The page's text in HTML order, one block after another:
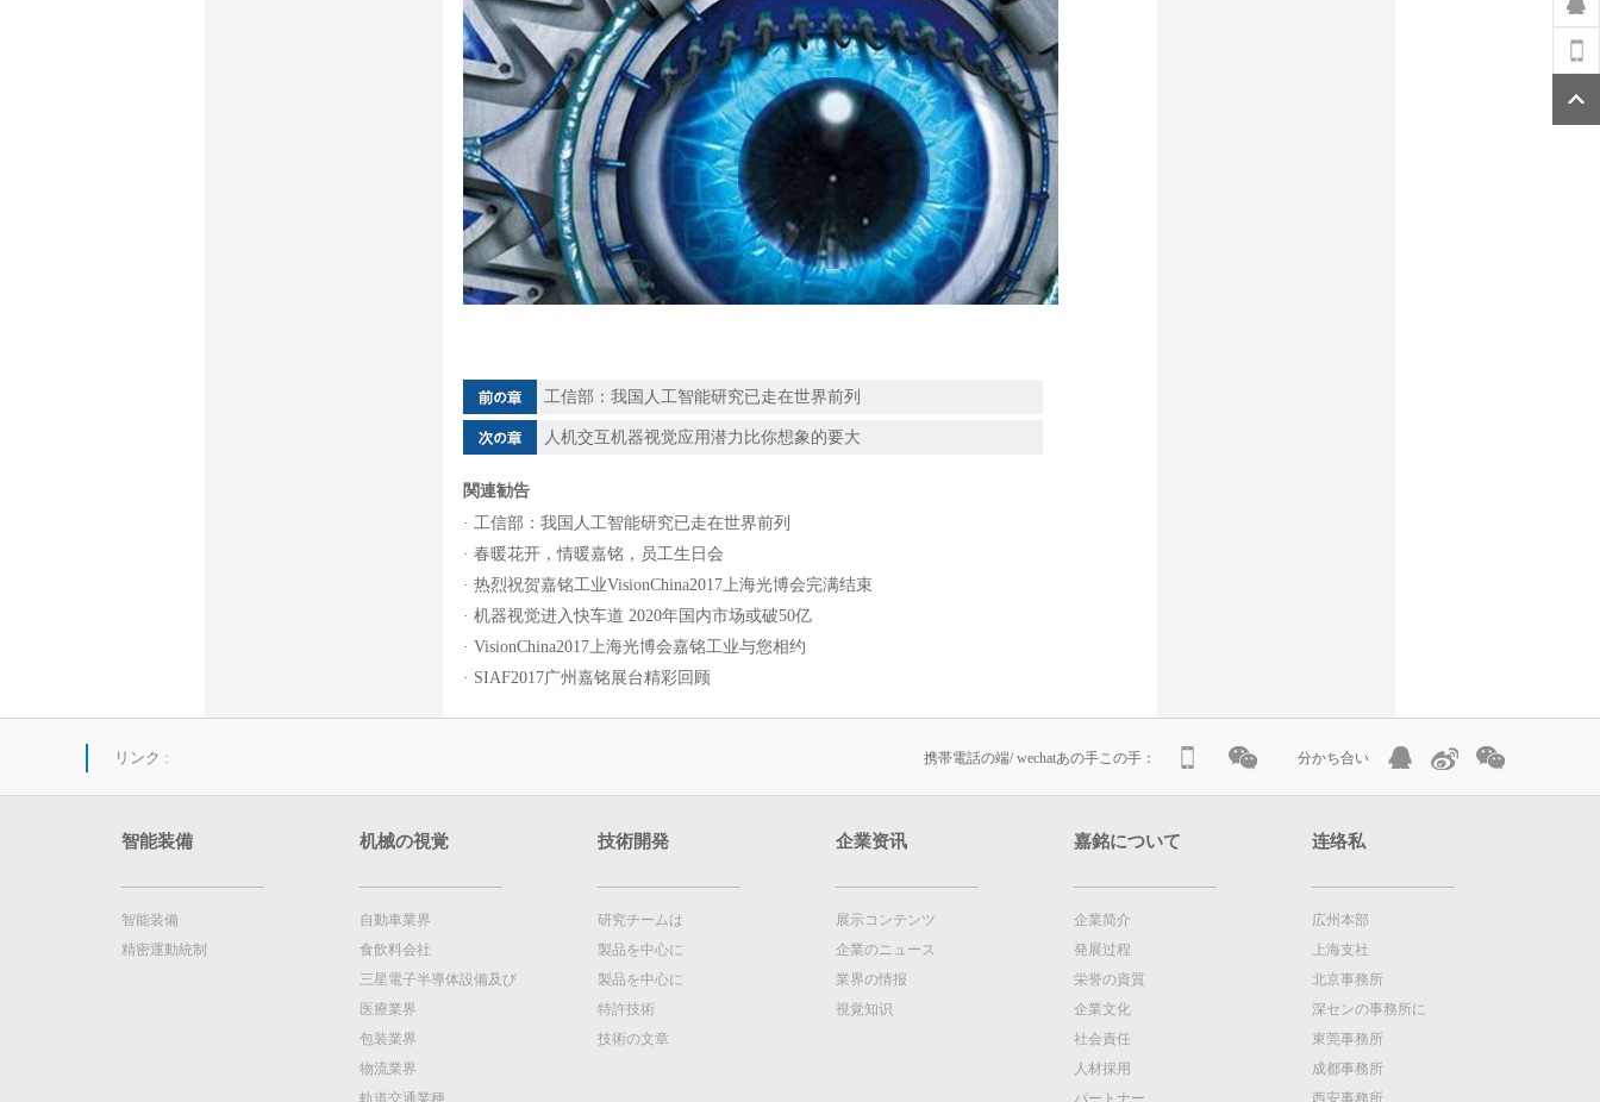
工信部：我国人工智能研究已走在世界前列
人机交互机器视觉应用潜力比你想象的要大
関連勧告
工信部：我国人工智能研究已走在世界前列
春暖花开，情暖嘉铭，员工生日会
热烈祝贺嘉铭工业VisionChina2017上海光博会完满结束
机器视觉进入快车道 2020年国内市场或破50亿
VisionChina2017上海光博会嘉铭工业与您相约
SIAF2017广州嘉铭展台精彩回顾
リンク : 携帯電話の端/ wechatあの手この手： 分かち合い
智能装備
智能装備
精密運動統制
机械の視覚
自動車業界
食飲料会社
三星電子半導体設備及び
医療業界
包装業界
物流業界
軌道交通業種
技術開発
研究チームは
製品を中心に
製品を中心に
特許技術
技術の文章
企業资讯
展示コンテンツ
企業のニュース
業界の情报
視覚知识
嘉銘について
企業简介
発展过程
栄誉の資質
企業文化
社会責任
人材採用
パートナー
连络私
広州本部
上海支社
北京事務所
深センの事務所に
東莞事務所
成都事務所
西安事務所